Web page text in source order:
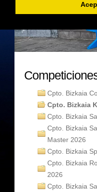
Cpto. Bizkaia
Cpto. Bizkaia
Cpto. Bizkaia
Cpto. Bizkaia
Master 2026
Cpto. Bizkaia
Cpto. Bizkaia
2026
Cpto. Bizkaia